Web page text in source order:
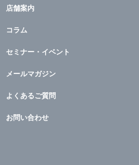
店舗案内
コラム
セミナー・イベント
メールマガジン
よくあるご質問
お問い合わせ